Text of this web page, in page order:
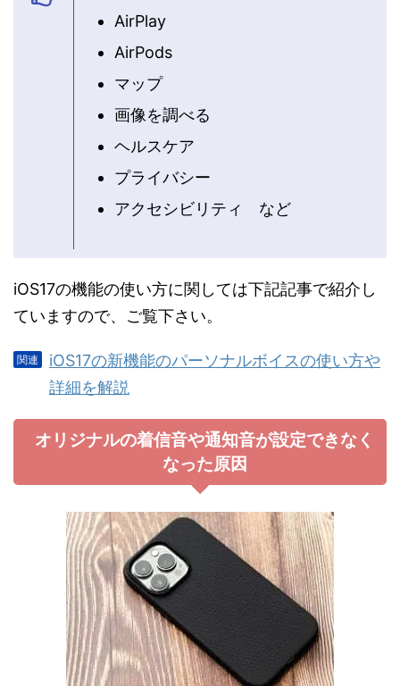
AirPlay
AirPods
マップ
画像を調べる
ヘルスケア
プライバシー
アクセシビリティ など
iOS17の機能の使い方に関しては下記記事で紹介し
ていますので、ご覧下さい。
iOS17の新機能のパーソナルボイスの使い方や
詳細を解説
オリジナルの着信音や通知音が設定できなく
なった原因